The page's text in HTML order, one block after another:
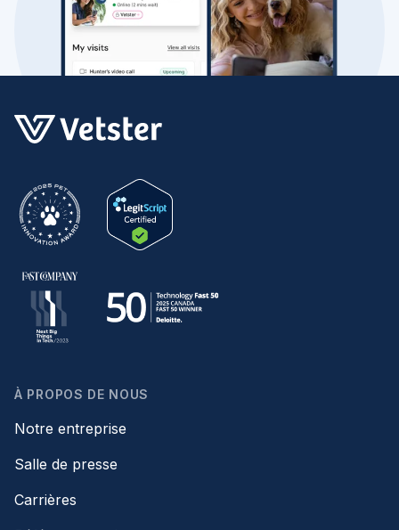
À PROPOS DE NOUS
Notre entreprise
Salle de presse
Carrières